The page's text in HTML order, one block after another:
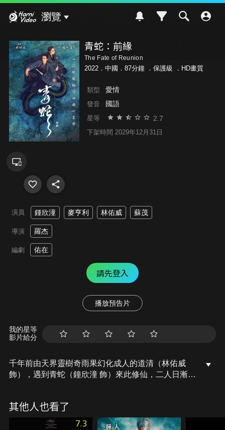
瀏覽
青蛇：前緣
The Fate of Reunion
2022．中國．87分鐘 ． 保護級 ．HD畫質
類型 愛情
發音 國語
星等 2.7
下架時間 2029年12月31日
演員 鍾欣潼 麥亨利 林佑威 蘇茂
導演 羅杰
編劇 佑在
請先登入
播放預告片
我的星等
影片給分
千年前由天界靈樹奇雨果幻化成人的道清（林佑威
飾），遇到青蛇（鐘欣潼 飾）來此修仙，二人日漸情
尋找道清轉世，欲解開心上人的生死劫。而稽靈山山
神子岳（麥亨利 飾）在一旁默默守護她…。
其他人也看了
7.3